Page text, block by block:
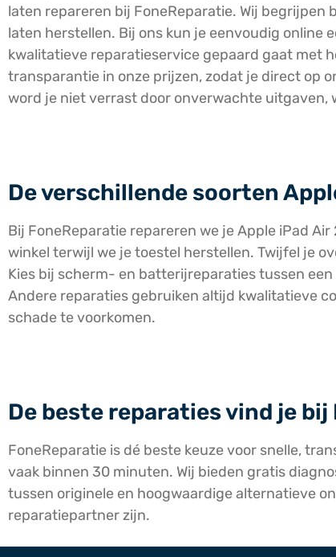
laten repareren bij FoneReparatie. Wij begrijpen
laten herstellen. Bij ons kun je eenvoudig online
kwalitatieve reparatieservice gepaard gaat met
transparantie in onze prijzen, zodat je direct op
word je niet verrast door onverwachte uitgaven,
De verschillende soorten
Bij FoneReparatie repareren we je Apple iPad
winkel terwijl we je toestel herstellen. Twijfel je
Kies bij scherm- en batterijreparaties tussen
Andere reparaties gebruiken altijd kwalitatieve
schade te voorkomen.
De beste reparaties vind je
FoneReparatie is dé beste keuze voor snelle,
vaak binnen 30 minuten. Wij bieden gratis
tussen originele en hoogwaardige alternatieve
reparatiepartner zijn.